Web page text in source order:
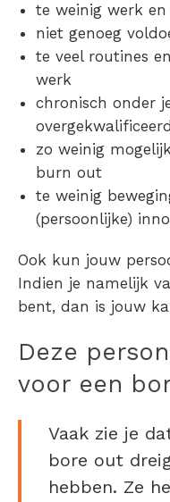
te weinig werk en
niet genoeg
te veel routines
werk
chronisch onder
zo weinig
burn out
te weinig
(persoonlijke)
Ook kun jouw
Indien je namelijk
bent, dan is jouw
Deze
voor een
Vaak zie je
bore out
hebben. Ze